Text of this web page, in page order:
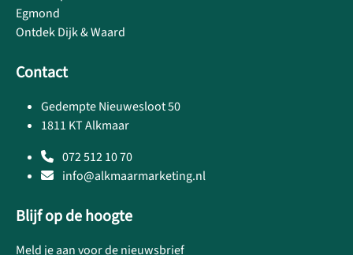
Egmond
Ontdek Dijk & Waard
Contact
Gedempte Nieuwesloot 50
1811 KT Alkmaar
072 512 10 70
info@alkmaarmarketing.nl
Blijf op de hoogte
Meld je aan voor de nieuwsbrief